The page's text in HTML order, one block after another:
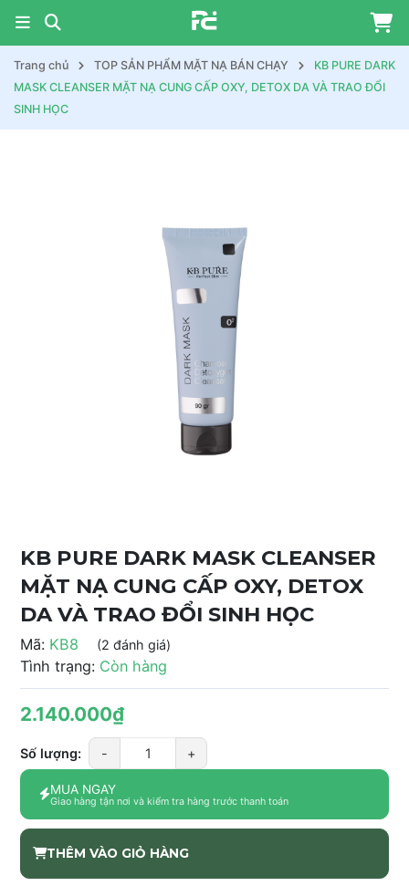
Trang chủ TOP SẢN PHẨM MẶT NẠ BÁN CHẠY
KB PURE DARK
MASK CLEANSER MẶT NẠ CUNG CẤP OXY, DETOX DA VÀ TRAO ĐỔI
SINH HỌC
KB PURE DARK MASK CLEANSER
MẶT NẠ CUNG CẤP OXY, DETOX
DA VÀ TRAO ĐỔI SINH HỌC
Mã: KB8 (2 đánh giá)
Tình trạng: Còn hàng
2.140.000₫
Số lượng: - +
MUA NGAY
Giao hàng tận nơi và kiểm tra hàng trước thanh toán
THÊM VÀO GIỎ HÀNG